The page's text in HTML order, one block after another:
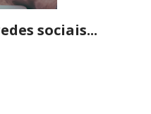
sociais...